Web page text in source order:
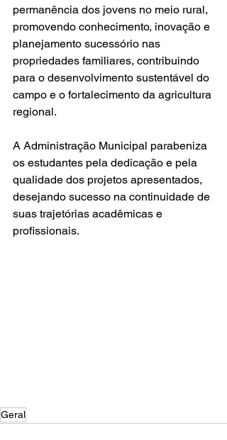
permanência dos jovens no meio rural,
promovendo conhecimento, inovação e
planejamento sucessório nas
propriedades familiares, contribuindo
para o desenvolvimento sustentável do
campo e o fortalecimento da agricultura
regional.
A Administração Municipal parabeniza
os estudantes pela dedicação e pela
qualidade dos projetos apresentados,
desejando sucesso na continuidade de
suas trajetórias acadêmicas e
profissionais.
Geral